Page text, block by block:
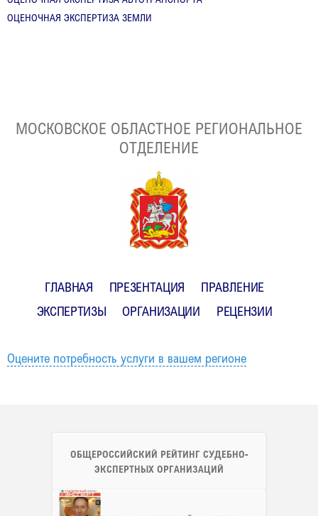
ОЦЕНОЧНАЯ ЭКСПЕРТИЗА ЗЕМЛИ
МОСКОВСКОЕ ОБЛАСТНОЕ РЕГИОНАЛЬНОЕ
ОТДЕЛЕНИЕ
ГЛАВНАЯ ПРЕЗЕНТАЦИЯ
ПРАВЛЕНИЕ
ЭКСПЕРТИЗЫ
ОРГАНИЗАЦИИ РЕЦЕНЗИИ
Оцените потребность услуги в вашем регионе
ОБЩЕРОССИЙСКИЙ РЕЙТИНГ СУДЕБНО-
ЭКСПЕРТНЫХ ОРГАНИЗАЦИЙ